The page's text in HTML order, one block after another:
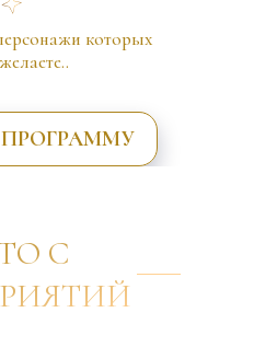
которых
С